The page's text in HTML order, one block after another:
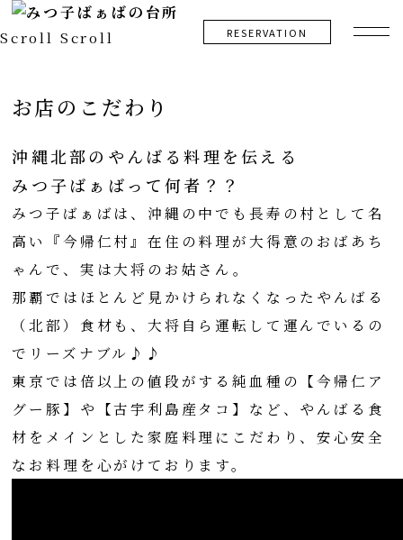
RESERVATION
Scroll Scroll
お店のこだわり
沖縄北部のやんばる料理を伝える
みつ子ばぁばって何者？？
みつ子ばぁばは、沖縄の中でも長寿の村として名
高い『今帰仁村』在住の料理が大得意のおばあち
ゃんで、 実は大将のお姑さん。
那覇ではほとんど見かけられなくなったやんばる
（北部）食材も、大将自ら運転して運んでいるの
でリーズナブル♪♪
東京では倍以上の値段がする純血種の【今帰仁ア
グー豚】や【古宇利島産タコ】など、 やんばる食
材をメインとした家庭料理にこだわり、安心安全
なお料理を心がけております。